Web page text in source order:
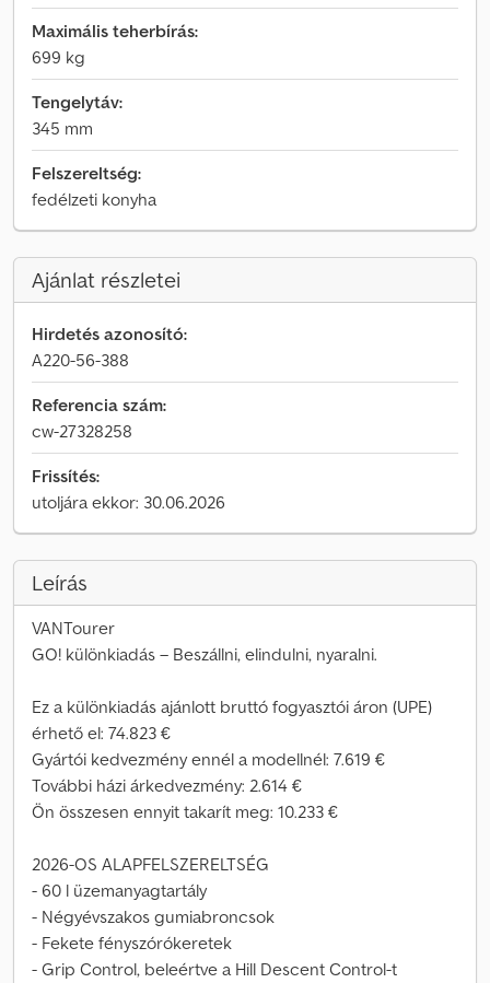
Maximális teherbírás:
699 kg
Tengelytáv:
345 mm
Felszereltség:
fedélzeti konyha
Ajánlat részletei
Hirdetés azonosító:
A220-56-388
Referencia szám:
cw-27328258
Frissítés:
utoljára ekkor: 30.06.2026
Leírás
VANTourer
GO! különkiadás – Beszállni, elindulni, nyaralni.
Ez a különkiadás ajánlott bruttó fogyasztói áron (UPE)
érhető el: 74.823 €
Gyártói kedvezmény ennél a modellnél: 7.619 €
További házi árkedvezmény: 2.614 €
Ön összesen ennyit takarít meg: 10.233 €
2026-OS ALAPFELSZERELTSÉG
- 60 l üzemanyagtartály
- Négyévszakos gumiabroncsok
- Fekete fényszórókeretek
- Grip Control, beleértve a Hill Descent Control-t